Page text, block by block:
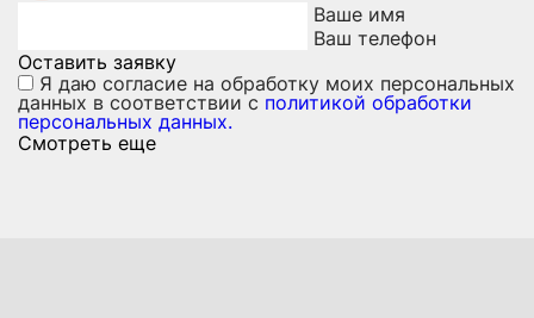
Ваше имя
Ваш телефон
Оставить заявку
Я даю согласие на обработку моих персональных
данных в соответствии с политикой обработки
персональных данных.
Смотреть еще